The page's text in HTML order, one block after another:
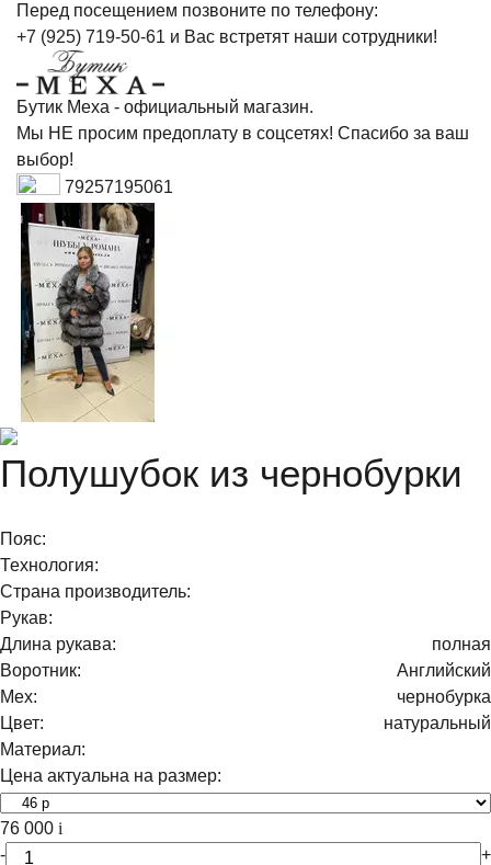
Перед посещением позвоните по телефону:
+7 (925) 719-50-61 и Вас встретят наши сотрудники!
Бутик Меха - официальный магазин.
Мы НЕ просим предоплату в соцсетях! Спасибо за ваш
выбор!
79257195061
Полушубок из чернобурки
Пояс:
Технология:
Страна производитель:
Рукав:
Длина рукава:
полная
Воротник:
Английский
Мех:
чернобурка
Цвет:
натуральный
Материал:
Цена актуальна на размер:
76 000 i
-
+